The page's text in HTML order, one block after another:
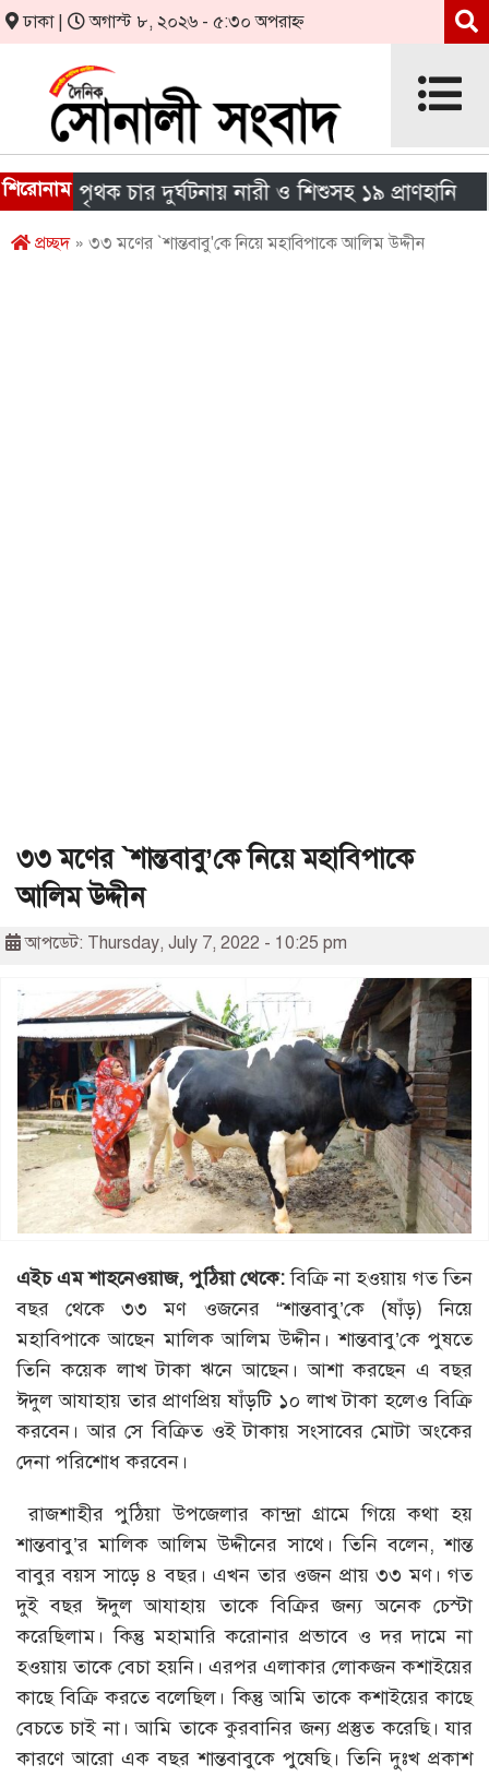
ঢাকা | অগাস্ট ৮, ২০২৬ - ৫:৩০ অপরাহ্ন
শিরোনাম
পৃথক চার দুর্ঘটনায় নারী ও শিশুসহ ১৯ প্রাণহানি
প্রচ্ছদ» ৩৩ মণের `শান্তবাবু'কে নিয়ে মহাবিপাকে আলিম উদ্দীন
৩৩ মণের `শান্তবাবু’কে নিয়ে মহাবিপাকে
আলিম উদ্দীন
আপডেট: Thursday, July 7, 2022 - 10:25 pm
এইচ এম শাহনেওয়াজ, পুঠিয়া থেকে:বিক্রি না হওয়ায় গত তিন
বছর থেকে ৩৩ মণ ওজনের “শান্তবাবু’কে (ষাঁড়) নিয়ে
মহাবিপাকে আছেন মালিক আলিম উদ্দীন। শান্তবাবু’কে পুষতে
তিনি কয়েক লাখ টাকা ঋনে আছেন। আশা করছেন এ বছর
ঈদুল আযাহায় তার প্রাণপ্রিয় ষাঁড়টি ১০ লাখ টাকা হলেও বিক্রি
করবেন। আর সে বিক্রিত ওই টাকায় সংসাবের মোটা অংকের
দেনা পরিশোধ করবেন।
রাজশাহীর পুঠিয়া উপজেলার কান্দ্রা গ্রামে গিয়ে কথা হয়
শান্তবাবু’র মালিক আলিম উদ্দীনের সাথে। তিনি বলেন, শান্ত
বাবুর বয়স সাড়ে ৪ বছর। এখন তার ওজন প্রায় ৩৩ মণ। গত
দুই বছর ঈদুল আযাহায় তাকে বিক্রির জন্য অনেক চেস্টা
করেছিলাম। কিন্তু মহামারি করোনার প্রভাবে ও দর দামে না
হওয়ায় তাকে বেচা হয়নি। এরপর এলাকার লোকজন কশাইয়ের
কাছে বিক্রি করতে বলেছিল। কিন্তু আমি তাকে কশাইয়ের কাছে
বেচতে চাই না। আমি তাকে কুরবানির জন্য প্রস্তুত করেছি। যার
কারণে আরো এক বছর শান্তবাবুকে পুষেছি। তিনি দুঃখ প্রকাশ